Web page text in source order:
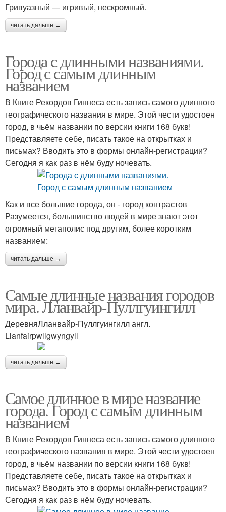
Гривуазный — игривый, нескромный.
читать дальше →
Города с длинными названиями.
Город с самым длинным
названием
В Книге Рекордов Гиннеса есть запись самого длинного
географического названия в мире. Этой чести удостоен
город, в чьём названии по версии книги 168 букв!
Представляете себе, писать такое на открытках и
письмах? Вводить это в формы онлайн-регистрации?
Сегодня я как раз в нём буду ночевать.
Как и все большие города, он - город контрастов
Разумеется, большинство людей в мире знают этот
огромный мегаполис под другим, более коротким
названием:
читать дальше →
Самые длинные названия городов
мира. Лланвайр-Пуллгуингилл
ДеревняЛланвайр-Пуллгуингилл англ.
Llanfairpwllgwyngyll
читать дальше →
Самое длинное в мире название
города. Город с самым длинным
названием
В Книге Рекордов Гиннеса есть запись самого длинного
географического названия в мире. Этой чести удостоен
город, в чьём названии по версии книги 168 букв!
Представляете себе, писать такое на открытках и
письмах? Вводить это в формы онлайн-регистрации?
Сегодня я как раз в нём буду ночевать.